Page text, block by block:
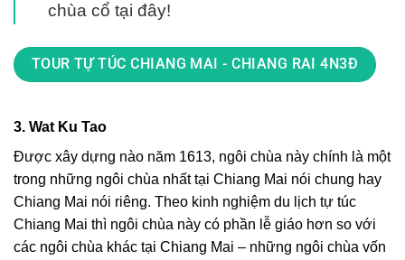
chùa cổ tại đây!
TOUR TỰ TÚC CHIANG MAI - CHIANG RAI 4N3Đ
3. Wat Ku Tao
Được xây dựng nào năm 1613, ngôi chùa này chính là một
trong những ngôi chùa nhất tại Chiang Mai nói chung hay
Chiang Mai nói riêng. Theo kinh nghiệm du lịch tự túc
Chiang Mai thì ngôi chùa này có phần lễ giáo hơn so với
các ngôi chùa khác tại Chiang Mai – những ngôi chùa vốn